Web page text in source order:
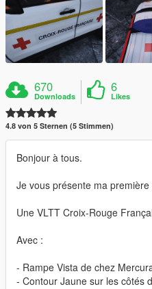
670
Downloads
6
Likes
4.8 von 5 Sternen (5 Stimmen)
Bonjour à tous.
Je vous présente ma première
Une VLTT Croix-Rouge
Avec :
- Rampe Vista de chez
- Contour Jaune sur les côtés